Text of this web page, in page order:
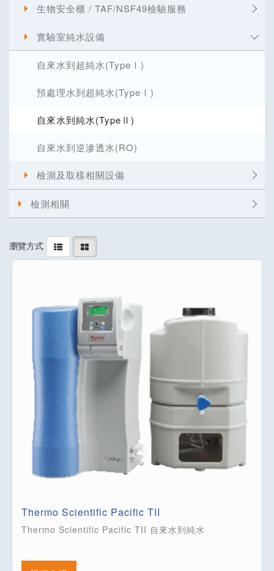
生物安全櫃 / TAF/NSF49檢驗服務
實驗室純水設備
自來水到超純水(TypeⅠ)
預處理水到超純水(TypeⅠ)
自來水到純水(TypeⅡ)
自來水到逆滲透水(RO)
檢測及取樣相關設備
檢測相關
瀏覽方式
Thermo Scientific Pacific TII
Thermo Scientific Pacific TII 自來水到純水